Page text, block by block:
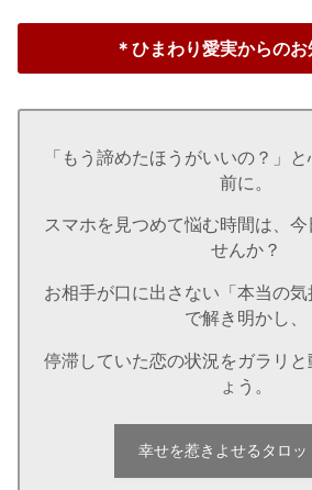
＊ひまわり愛実からのお
「もう諦めたほうがいいの？」
前に。
スマホを見つめて悩む時間は、今
せんか？
お相手が口に出さない「本当の気
で解き明かし、
停滞していた恋の状況をガラリ
ょう。
幸せを惹きよせるタロッ